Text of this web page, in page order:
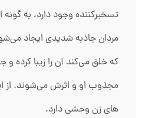
تسخیرکننده وجود دارد، به
مردان جاذبه شدیدی ایجاد
که خلق می‌کند آن را زیبا کرده
مجذوب او و اثرش می‌شوند. از
های زن وحشی دارد.